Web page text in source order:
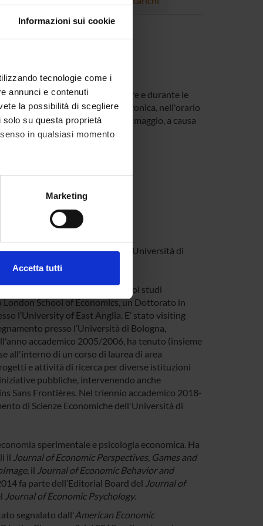
Informazioni sui cookie
tecnologie come i
annunci e contenuti
la possibilità di scegliere
su questa proprietà
in qualsiasi momento
metro,
che hai fornito loro o
Marketing
Accetta tutti
prenotarsi. Nel primo semestre e durante le
contatto mediante posta elettronica, nell'orario
nella data di mercoledì 27 maggio, a causa
26)
di Scienze Economiche dell’Università di
Bocconi, ha proseguito i suoi studi
School of Economics, un Dottorato in
l’University of East Anglia. E’ stato visiting
presso l’Università di Bologna,
accademico 2005/2006, ha tenuto (insieme
all'interno di un corso di laurea di area
e attività di ricerca per diverse istituzioni
pubbliche, intervenendo anche
Sans Frontières. Nel triennio accademico 2018-
di Scienze Economiche dell'Università di
sperimentale e psicologia economica. Ha
il Journal of Economic Perspectives, Games and
, il Journal of Economic Behavior and
fa parte dell’Editorial Board del Journal of
Journal of Economic Psychology.
segnalato dall'American Economic